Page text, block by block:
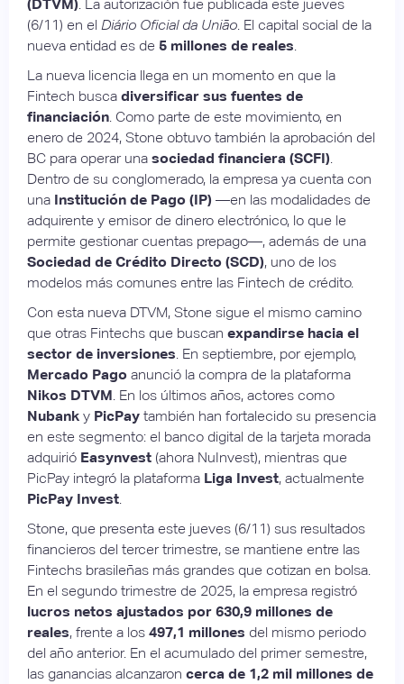
(DTVM) . La autorización fue publicada este jueves
(6/11) en el Diário Oficial da União . El capital social de la
nueva entidad es de 5 millones de reales
La nueva licencia llega en un momento en que la
Fintech busca diversificar sus fuentes de
financiación . Como parte de este movimiento, en
enero de 2024, Stone obtuvo también la aprobación del
BC para operar una sociedad financiera (SCFI)
Dentro de su conglomerado, la empresa ya cuenta con
una Institución de Pago (IP) —en las modalidades de
adquirente y emisor de dinero electrónico, lo que le
permite gestionar cuentas prepago—, además de una
Sociedad de Crédito Directo (SCD), uno de los
modelos más comunes entre las Fintech de crédito.
Con esta nueva DTVM, Stone sigue el mismo camino
que otras Fintechs que buscan expandirse hacia el
sector de inversiones . En septiembre, por ejemplo,
Mercado Pago anunció la compra de la plataforma
Nikos DTVM . En los últimos años, actores como
Nubank y PicPay también han fortalecido su presencia
en este segmento: el banco digital de la tarjeta morada
adquirió Easynvest (ahora NuInvest), mientras que
PicPay integró la plataforma Liga Invest, actualmente
PicPay Invest
Stone, que presenta este jueves (6/11) sus resultados
financieros del tercer trimestre, se mantiene entre las
Fintechs brasileñas más grandes que cotizan en bolsa.
En el segundo trimestre de 2025, la empresa registró
lucros netos ajustados por 630,9 millones de
reales, frente a los 497,1 millones del mismo periodo
del año anterior. En el acumulado del primer semestre,
las ganancias alcanzaron cerca de 1,2 mil millones de